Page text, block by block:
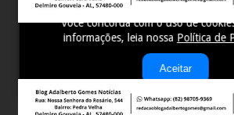
fornecer serviços personalizados. Ao
você concorda com o uso de
informações, leia nossa Política de
Aceitar